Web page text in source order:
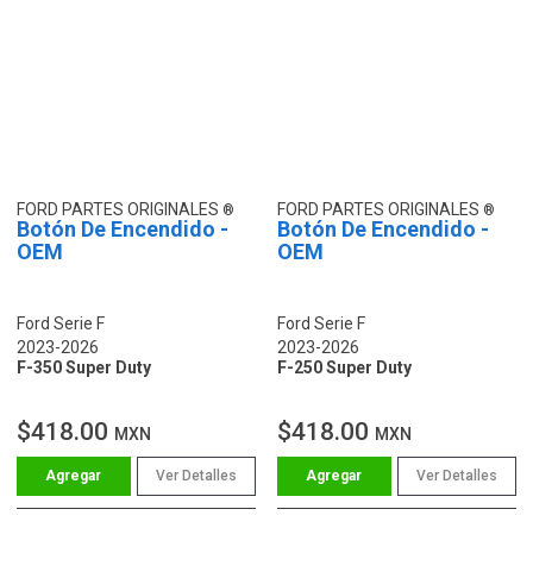
FORD PARTES ORIGINALES
Botón De Encendido -
OEM
Ford Serie F
2023-2026
F-350 Super Duty
$418.00 MXN
Ver Detalles
FORD PARTES ORIGINALES
Botón De Encendido -
OEM
Ford Serie F
2023-2026
F-250 Super Duty
$418.00 MXN
Ver Detalles